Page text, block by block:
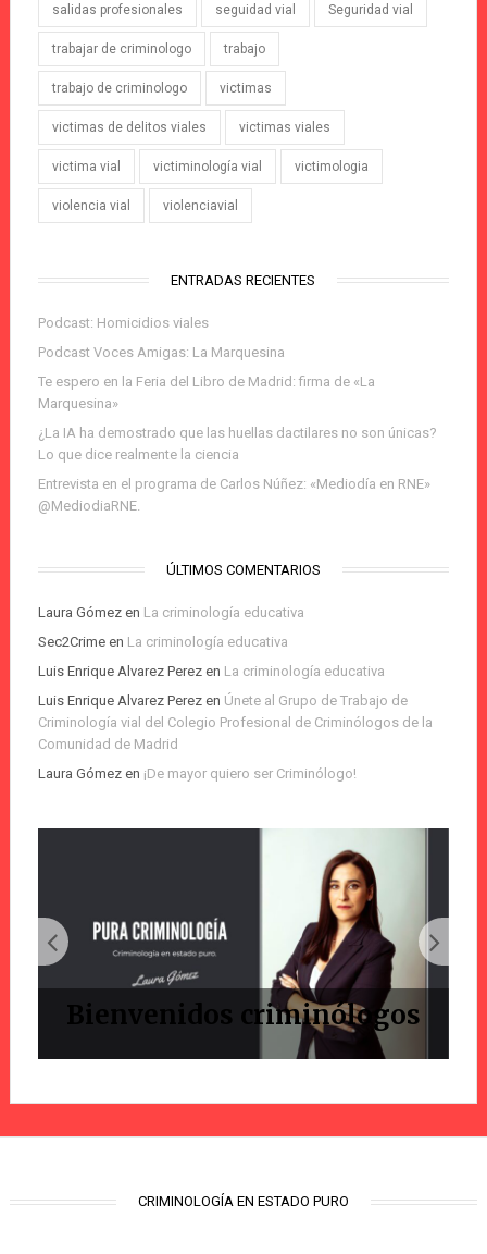
salidas profesionales seguidad vial Seguridad vial
trabajar de criminologo trabajo
trabajo de criminologo victimas
victimas de delitos viales victimas viales
victima vial victiminología vial victimologia
violencia vial violenciavial
ENTRADAS RECIENTES
Podcast: Homicidios viales
Podcast Voces Amigas: La Marquesina
Te espero en la Feria del Libro de Madrid: firma de «La
Marquesina»
¿La IA ha demostrado que las huellas dactilares no son únicas?
Lo que dice realmente la ciencia
Entrevista en el programa de Carlos Núñez: «Mediodía en RNE»
@MediodiaRNE.
ÚLTIMOS COMENTARIOS
Laura Gómezen La criminología educativa
Sec2Crimeen La criminología educativa
Luis Enrique Alvarez Perezen La criminología educativa
Luis Enrique Alvarez Perezen Únete al Grupo de Trabajo de
Criminología vial del Colegio Profesional de Criminólogos de la
Comunidad de Madrid
Laura Gómezen ¡De mayor quiero ser Criminólogo!
Bienvenidos criminólogos
CRIMINOLOGÍA EN ESTADO PURO